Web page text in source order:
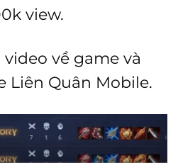
view.
về game và
Liên Quân Mobile.